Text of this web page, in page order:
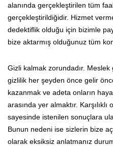
alanında gerçekleştirilen tüm
gerçekleştirildiğidir. Hizmet
dedektiflik olduğu için bizimle
bize aktarmış olduğunuz tüm
Gizli kalmak zorundadır. Meslek
gizlilik her şeyden önce gelir
kazanmak ve adeta onların
arasında yer almaktır.
sayesinde istenilen sonuçlara
Bunun nedeni ise sizlerin bize
olarak eksiksiz anlatmanız